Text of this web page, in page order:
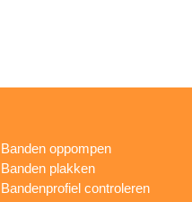
Banden oppompen
Banden plakken
Bandenprofiel controleren